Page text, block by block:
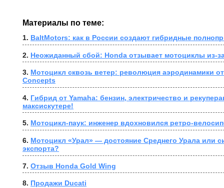
Материалы по теме:
1. BaltMotors: как в России создают гибридные
2. Неожиданный сбой: Honda отзывает мотоциклы из-
3. Мотоцикл сквозь ветер: революция аэродинамики
Concepts
4. Гибрид от Yamaha: бензин, электричество и
максискутере!
5. Мотоцикл-паук: инженер вдохновился ретро-
6. Мотоцикл «Урал» — достояние Среднего Урала или
экспорта?
7. Отзыв Honda Gold Wing
8. Продажи Ducati